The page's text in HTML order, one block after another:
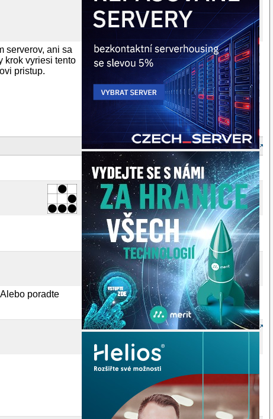
serverov, ani sa
krok vyriesi tento
pristup.
poradte